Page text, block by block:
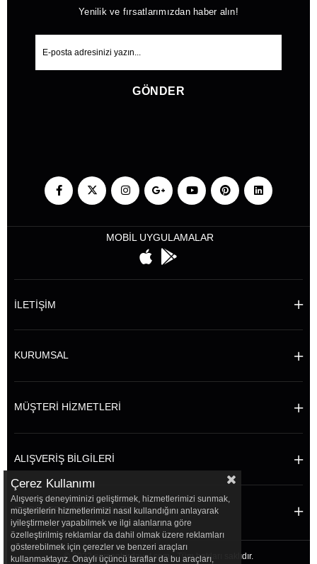
Yenilik ve fırsatlarımızdan haber alın!
GÖNDER
MOBİL UYGULAMALAR
İLETİŞİM
KURUMSAL
MÜŞTERİ HİZMETLERİ
ALIŞVERİŞ BİLGİLERİ
POPÜLER KATEGORİLER
© 2022 sersanhirdavat.com - Tüm hakları saklıdır.
Çerez Kullanımı
Alışveriş deneyiminizi geliştirmek, hizmetlerimizi sunmak,
müşterilerin hizmetlerimizi nasıl kullandığını anlayarak
iyileştirmeler yapabilmek ve ilgi alanlarına göre
özelleştirilmiş reklamlar da dahil olmak üzere reklamları
gösterebilmek için çerezler ve benzeri araçları
kullanmaktayız. Onaylı üçüncü taraflar da bu araçları,